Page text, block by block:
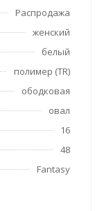
Распродажа
женский
белый
полимер (TR)
ободковая
овал
16
48
Fantasy